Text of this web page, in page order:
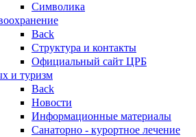
Символика
Back
Структура и контакты
Официальный сайт ЦРБ
и туризм
Back
Новости
Информационные материалы
Санаторно - курортное лечение